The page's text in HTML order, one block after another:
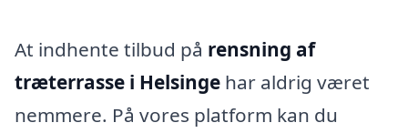
At indhente tilbud på rensning af
træterrasse i Helsinge har aldrig været
nemmere. På vores platform kan du